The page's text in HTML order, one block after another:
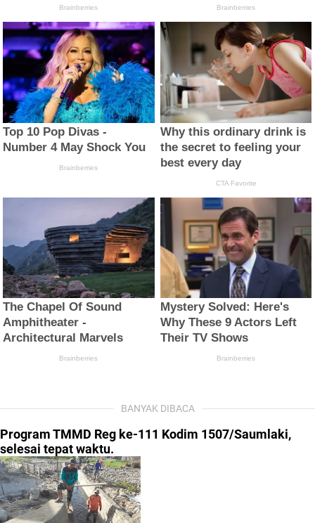
BANYAK DIBACA
Program TMMD Reg ke-111 Kodim 1507/Saumlaki,
selesai tepat waktu.